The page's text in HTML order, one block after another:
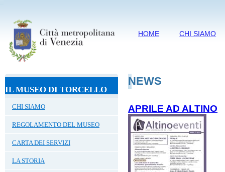
HOME CHI SIAMO
IL MUSEO DI TORCELLO
CHI SIAMO
REGOLAMENTO DEL MUSEO
CARTA DEI SERVIZI
LA STORIA
NEWS
APRILE AD ALTINO